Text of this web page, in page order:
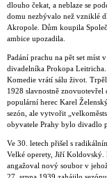
dlouho čekat, a neblaze se
domu nezbývalo než vzniklé
Akropole. Dům koupila
ambice upozadila.
Padání prachu na pět set míst
divadelníka Prokopa Leitricha.
Komedie vrátí sálu život.
1928 slavnostně
populární herec Karel
sezón, ale vytvořit
obyvatele Prahy bylo divadlo
Ve 30. letech přišel s
Velké operety, Jiří Koldovský.
angažoval nový soubor v